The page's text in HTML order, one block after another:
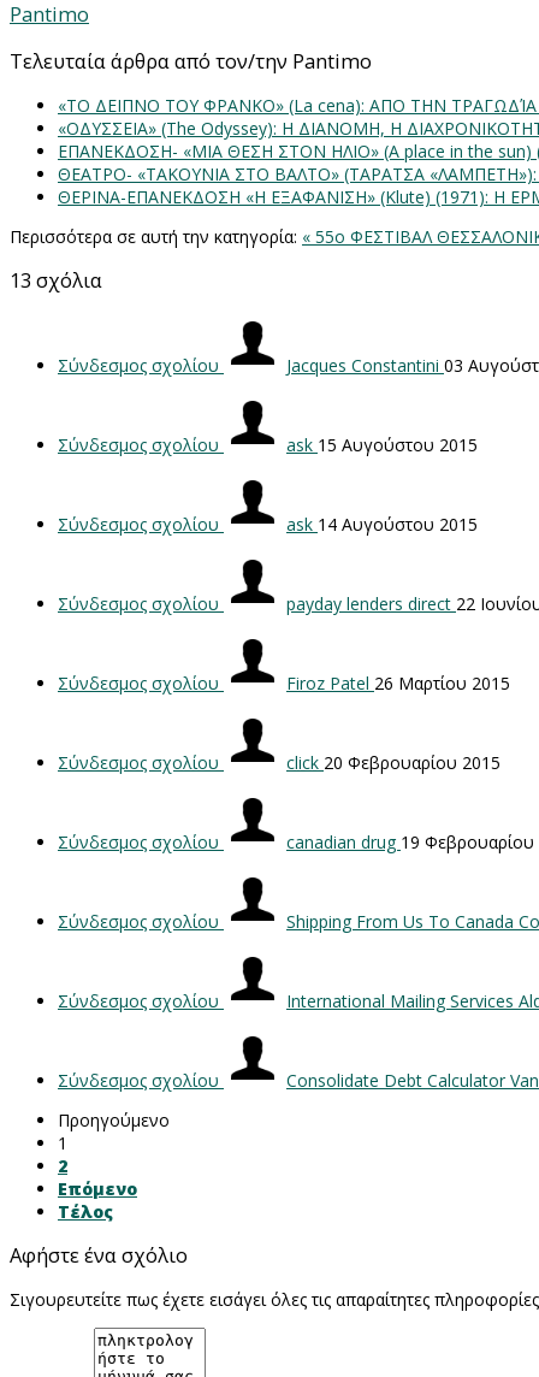
Pantimo
Τελευταία άρθρα από τον/την Pantimo
«ΤΟ ΔΕΙΠΝΟ ΤΟΥ ΦΡΑΝΚΟ» (La cena): ΑΠΟ ΤΗΝ
«ΟΔΥΣΣΕΙΑ» (The Odyssey): Η ΔΙΑΝΟΜΗ, Η
ΕΠΑΝΕΚΔΟΣΗ- «ΜΙΑ ΘΕΣΗ ΣΤΟΝ ΗΛΙΟ» (Α place in the
ΘΕΑΤΡΟ- «ΤΑΚΟΥΝΙΑ ΣΤΟ ΒΑΛΤΟ» (ΤΑΡΑΤΣΑ
ΘΕΡΙΝΑ-ΕΠΑΝΕΚΔΟΣΗ «Η ΕΞΑΦΑΝΙΣΗ» (Klute) (1971): Η
Περισσότερα σε αυτή την κατηγορία: « 55ο ΦΕΣΤΙΒΑΛ
13 σχόλια
Σύνδεσμος σχολίου Jacques Constantini 03
Σύνδεσμος σχολίου ask 15 Αυγούστου 2015
Σύνδεσμος σχολίου ask 14 Αυγούστου 2015
Σύνδεσμος σχολίου payday lenders direct 22
Σύνδεσμος σχολίου Firoz Patel 26 Μαρτίου 2015
Σύνδεσμος σχολίου click 20 Φεβρουαρίου 2015
Σύνδεσμος σχολίου canadian drug 19 Φεβρουαρίου
Σύνδεσμος σχολίου Shipping From Us To Canada
Σύνδεσμος σχολίου International Mailing Services
Σύνδεσμος σχολίου
Consolidate Debt Calculator
Προηγούμενο
1
2
Επόμενο
Τέλος
Αφήστε ένα σχόλιο
Σιγουρευτείτε πως έχετε εισάγει όλες τις απαραίτητες